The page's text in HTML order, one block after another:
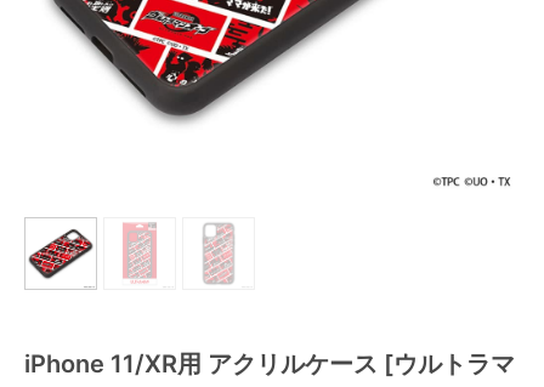
iPhone 11/XR用 アクリルケース [ウルトラマ